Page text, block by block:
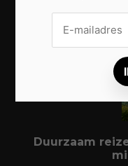
Duurzaam
Kleine
Duurzaam